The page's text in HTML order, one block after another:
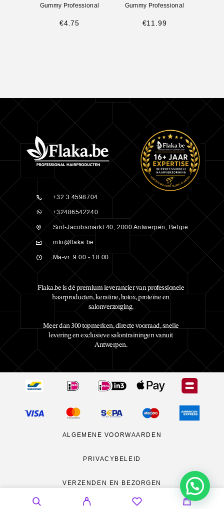
Gummy Professional
€4.75
Gummy Professional
€11.99
+32 3 4598704
+32486542240
Sint-Jacobsmarkt 40, 2000 Antwerpen, België
info@flaka.be
Ma-vr: 9:00 - 18:00
Flaka.be is dé premium leverancier van professionele
haarproducten, keratine, botox, proteïne en
salonverzorging.
Meer dan 300 topmerken, directe voorraad, snelle
levering en exclusieve salontrainingen vanuit
Antwerpen.
ALGEMENE VOORWAARDEN
PRIVACYBELEID
VERZENDEN EN BEZORGEN
RETOURNEREN CONTACT